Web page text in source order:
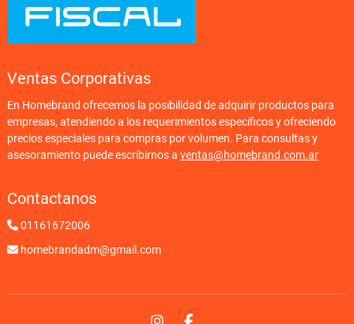
Ventas Corporativas
En Homebrand ofrecemos la posibilidad de adquirir productos para
empresas, atendiendo a los requerimientos específicos y ofreciendo
precios especiales para compras por volumen. Para consultas y
asesoramiento puede escribirnos a ventas@homebrand.com.ar
Contactanos
01161672006
homebrandadm@gmail.com
Instagram
Facebook